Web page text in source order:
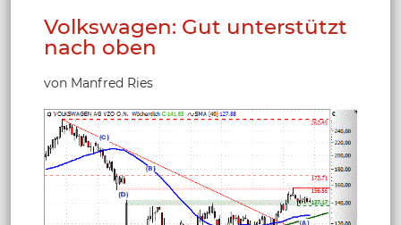
Volkswagen: Gut unterstützt
nach oben
von Manfred Ries